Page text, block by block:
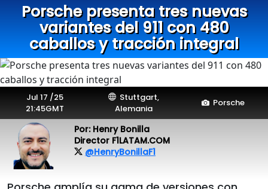
Porsche presenta tres nuevas
variantes del 911 con 480
caballos y tracción integral
Jul 17 /25
21:45GMT
Stuttgart,
Alemania
Porsche
Por: Henry Bonilla
Director F1LATAM.COM
@HenryBonillaF1